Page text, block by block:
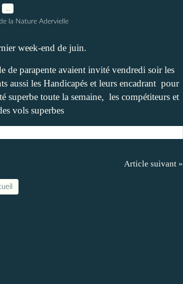
la Nature Adervielle
week-end de juin.
de parapente avaient invité vendredi soir les
aussi les Handicapés et leurs encadrant pour
superbe toute la semaine, les compétiteurs et
vols superbes
Article suivant »